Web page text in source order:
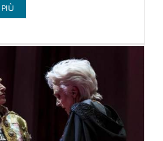
Maria Stuarda
– 5 feb 2023